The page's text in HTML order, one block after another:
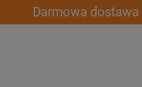
Darmowa dostawa